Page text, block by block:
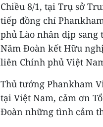
Chiều 8/1, tại Trụ sở
tiếp đồng chí
phủ Lào nhân dịp
Năm Đoàn kết Hữu
liên Chính phủ Việt
Thủ tướng Phankham
tại Việt Nam, cảm ơn
Đoàn những tình cảm